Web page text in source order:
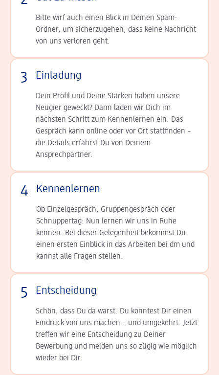
Bitte wirf auch einen Blick in Deinen Spam-
Ordner, um sicherzugehen, dass keine Nachricht
von uns verloren geht.
3 Einladung
Dein Profil und Deine Stär­ken haben unsere
Neugier geweckt? Dann laden wir Dich im
nächsten Schritt zum Kennen­lernen ein. Das
Gespräch kann online oder vor Ort statt­finden –
die Details er­fährst Du von Deinem
Ansprechpartner.
4 Kennenlernen
Ob Einzelgespräch, Grup­pen­gespräch oder
Schnup­per­tag: Nun lernen wir uns in Ruhe
kennen. Bei dieser Gelegenheit bekommst Du
einen ersten Einblick in das Arbeiten bei dm und
kannst alle Fragen stellen.
5 Entscheidung
Schön, dass Du da warst. Du konntest Dir einen
Ein­druck von uns machen – und umgekehrt. Jetzt
tref­fen wir eine Entscheidung zu Deiner
Bewerbung und melden uns so zügig wie möglich
wieder bei Dir.